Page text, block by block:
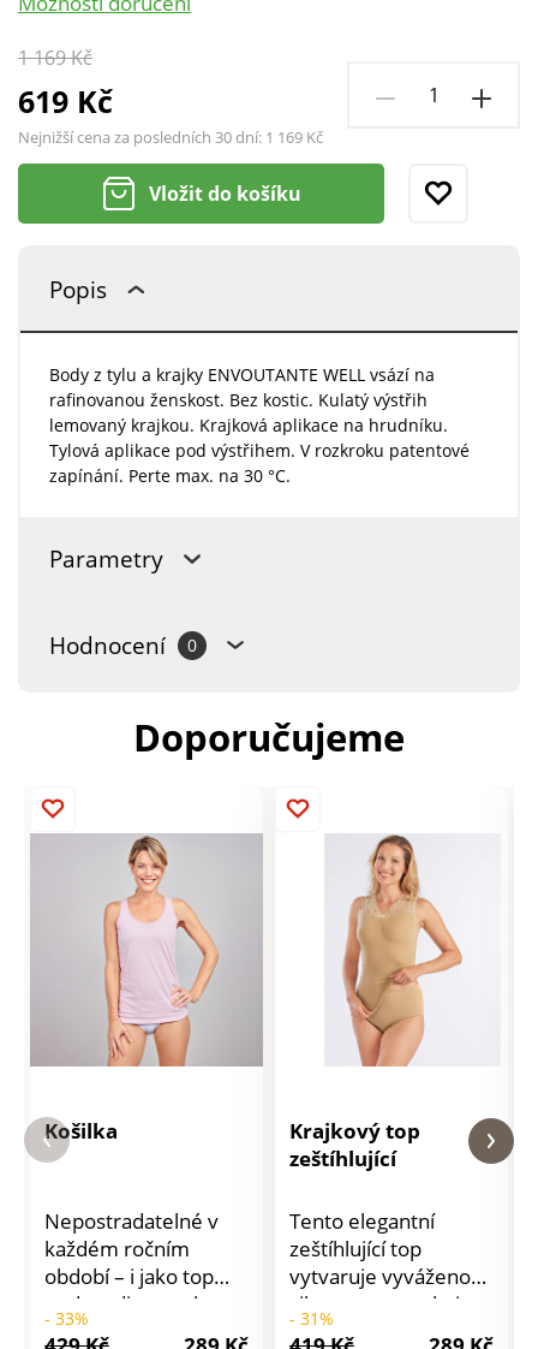
1 169 Kč
619 Kč
Nejnižší cena za posledních 30 dní: 1 169 Kč
Vložit do košíku
Popis
Body z tylu a krajky ENVOUTANTE WELL vsází na
rafinovanou ženskost. Bez kostic. Kulatý výstřih
lemovaný krajkou. Krajková aplikace na hrudníku.
Tylová aplikace pod výstřihem. V rozkroku patentové
zapínání. Perte max. na 30 °C.
Parametry
Hodnocení 0
Doporučujeme
Košilka
Nepostradatelné v
každém ročním
období – i jako top
pod cardigan nebo
sako. Příjemně
- 33%
Krajkový top
zeštíhlující
Tento elegantní
zeštíhlující top
vytvaruje vyváženou
siluetu a zamaskuje
to, co je třeba. Lehce
- 31%